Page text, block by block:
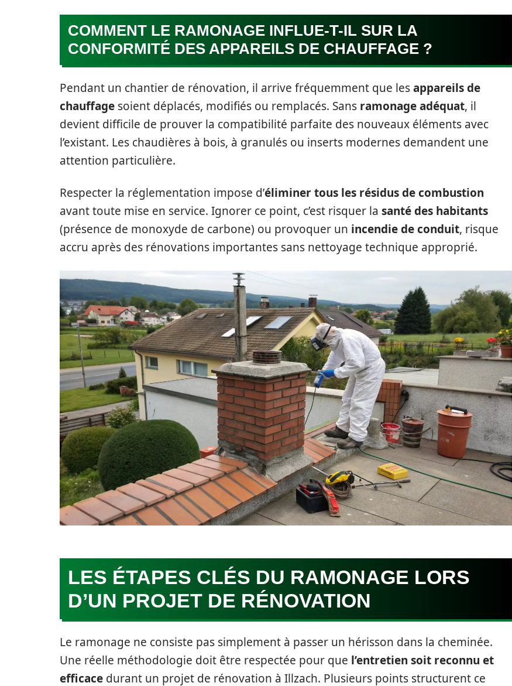
COMMENT LE RAMONAGE INFLUE-T-IL SUR LA
CONFORMITÉ DES APPAREILS DE CHAUFFAGE ?
Pendant un chantier de rénovation, il arrive fréquemment que lesappareils de
chauffage soient déplacés, modifiés ou remplacés. Sans ramonage adéquat, il
devient difficile de prouver la compatibilité parfaite des nouveaux éléments avec
l’existant. Les chaudières à bois, à granulés ou inserts modernes demandent une
attention particulière.
Respecter la réglementation impose d’éliminer tous les résidus de combustion
avant toute mise en service. Ignorer ce point, c’est risquer la santé des habitants
(présence de monoxyde de carbone) ou provoquer un incendie de conduit, risque
accru après des rénovations importantes sans nettoyage technique approprié.
LES ÉTAPES CLÉS DU RAMONAGE LORS
D’UN PROJET DE RÉNOVATION
Le ramonage ne consiste pas simplement à passer un hérisson dans la cheminée.
Une réelle méthodologie doit être respectée pour que l’entretien soit reconnu et
efficace durant un projet de rénovation à Illzach. Plusieurs points structurent ce